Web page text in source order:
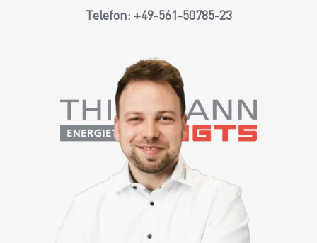
Telefon: +49-561-50785-23